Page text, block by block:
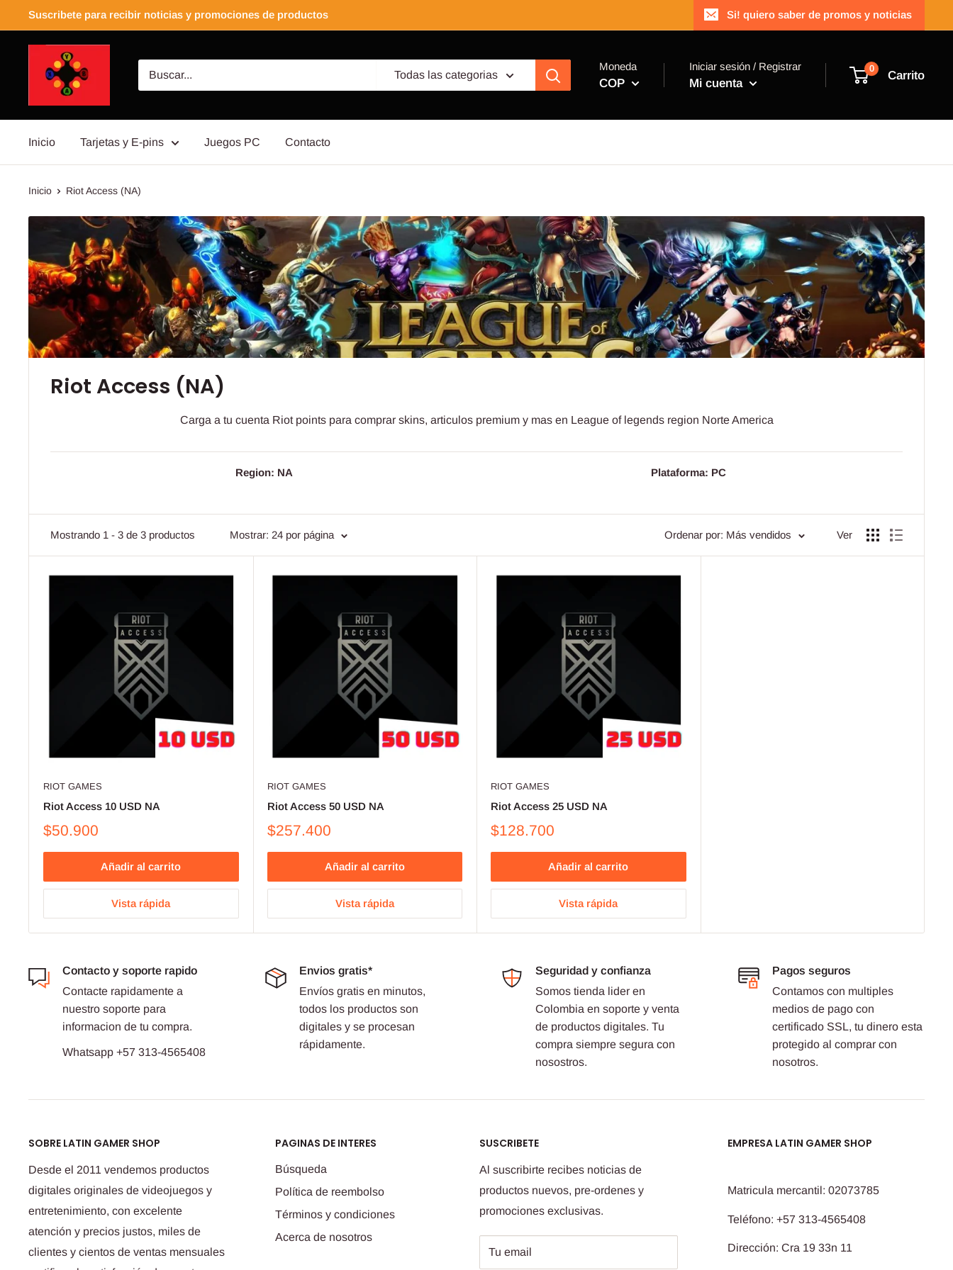
Suscribete para recibir noticias y promociones de productos Si! quiero saber de promos y noticias
Todas las categorias
Moneda
COP
Iniciar sesión / Registrar
Mi cuenta
0 Carrito
Inicio Tarjetas y E-pins Juegos PC Contacto
Inicio Riot Access (NA)
Riot Access (NA)
Carga a tu cuenta Riot points para comprar skins, articulos premium y mas en League of legends region Norte America
Region: NA Plataforma: PC
Mostrando 1 - 3 de 3 productos Mostrar: 24 por página Ordenar por: Más vendidos Ver
RIOT GAMES
Riot Access 10 USD NA
$50.900
Añadir al carrito
Vista rápida
RIOT GAMES
Riot Access 50 USD NA
$257.400
Añadir al carrito
Vista rápida
RIOT GAMES
Riot Access 25 USD NA
$128.700
Añadir al carrito
Vista rápida
Contacto y soporte rapido
Contacte rapidamente a
nuestro soporte para
informacion de tu compra.
Whatsapp +57 313-4565408
Envios gratis*
Envíos gratis en minutos,
todos los productos son
digitales y se procesan
rápidamente.
Seguridad y confianza
Somos tienda lider en
Colombia en soporte y venta
de productos digitales. Tu
compra siempre segura con
nosostros.
Pagos seguros
Contamos con multiples
medios de pago con
certificado SSL, tu dinero esta
protegido al comprar con
nosotros.
SOBRE LATIN GAMER SHOP
Desde el 2011 vendemos productos
digitales originales de videojuegos y
entretenimiento, con excelente
atención y precios justos, miles de
clientes y cientos de ventas mensuales
PAGINAS DE INTERES
Búsqueda
Política de reembolso
Términos y condiciones
Acerca de nosotros
SUSCRIBETE
Al suscribirte recibes noticias de
productos nuevos, pre-ordenes y
promociones exclusivas.
Tu email
EMPRESA LATIN GAMER SHOP
Matricula mercantil: 02073785
Teléfono: +57 313-4565408
Dirección: Cra 19 33n 11